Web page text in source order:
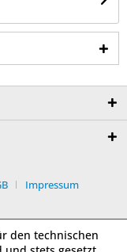
Impressum
den technischen